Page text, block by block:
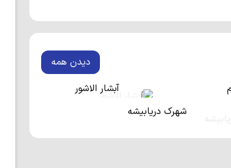
زده می‌کند. از جاذبه‌های طبیعی این روستا
تا ارتفاعات علوی کلا حدود 6 کیلومتری فاصله دارد
دیدن همه
آبشار الاشور
شهرک دریابیشه